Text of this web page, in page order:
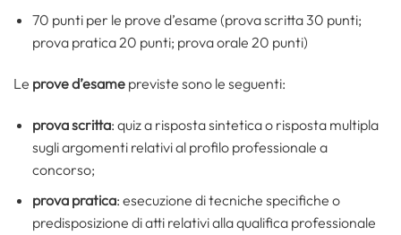
70 punti per le prove d’esame (prova scritta 30 punti;
prova pratica 20 punti; prova orale 20 punti)
Le prove d’esame previste sono le seguenti:
prova scritta: quiz a risposta sintetica o risposta multipla
sugli argomenti relativi al profilo professionale a
concorso;
prova pratica: esecuzione di tecniche specifiche o
predisposizione di atti relativi alla qualifica professionale